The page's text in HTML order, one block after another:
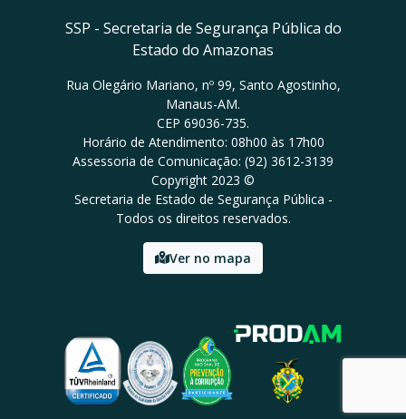
SSP - Secretaria de Segurança Pública do
Estado do Amazonas
Rua Olegário Mariano, nº 99, Santo Agostinho,
Manaus-AM.
CEP 69036-735.
Horário de Atendimento: 08h00 às 17h00
Assessoria de Comunicação: (92) 3612-3139
Copyright 2023 ©
Secretaria de Estado de Segurança Pública -
Todos os direitos reservados.
Ver no mapa